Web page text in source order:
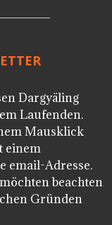
Dargyäling
Laufenden.
Mausklick
einem
email-Adresse.
beachten
Gründen